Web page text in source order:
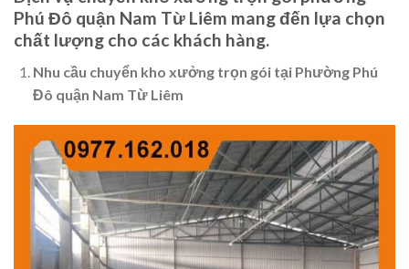
Phú Đô quận Nam Từ Liêm mang đến lựa chọn
chất lượng cho các khách hàng.
Nhu cầu chuyển kho xưởng trọn gói tại Phường Phú
Đô quận Nam Từ Liêm